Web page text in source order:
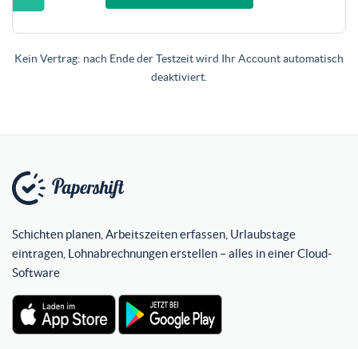
Kein Vertrag: nach Ende der Testzeit wird Ihr Account automatisch
deaktiviert.
Schichten planen, Arbeitszeiten erfassen, Urlaubstage
eintragen, Lohnabrechnungen erstellen – alles in einer Cloud-
Software